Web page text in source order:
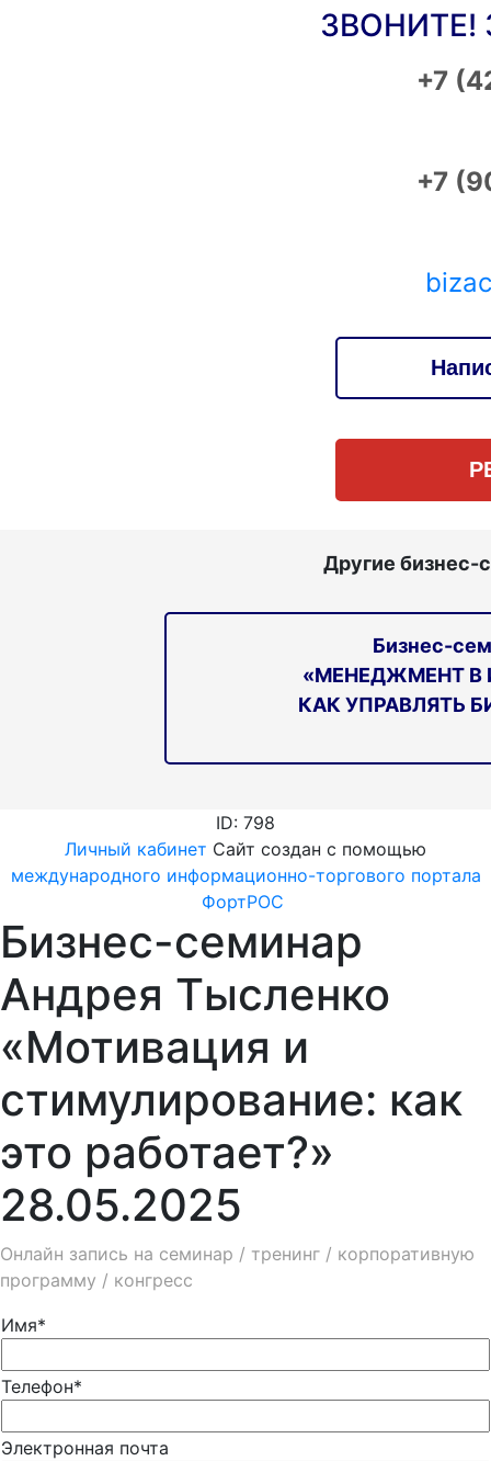
+7
+7
Другие
Бизнес-
«МЕНЕДЖМЕНТ В
КАК УПРАВЛЯТЬ
ID: 798
Личный кабинет Сайт создан с помощью
международного информационно-торгового портала
ФортРОС
Бизнес-семинар
Андрея Тысленко
«Мотивация и
стимулирование: как
это работает?»
28.05.2025
Онлайн запись на семинар / тренинг / корпоративную
программу / конгресс
Имя*
Телефон*
Электронная почта